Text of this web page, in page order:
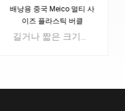
다중 크기 조정 가능한 빠른
버클 여행 가방 액세서리